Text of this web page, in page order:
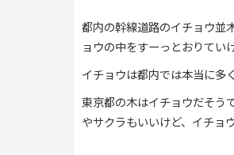
都内の幹線道路のイチョウ並
ョウの中をすーっとおりてい
イチョウは都内では本当に多
東京都の木はイチョウだそう
やサクラもいいけど、イチョ